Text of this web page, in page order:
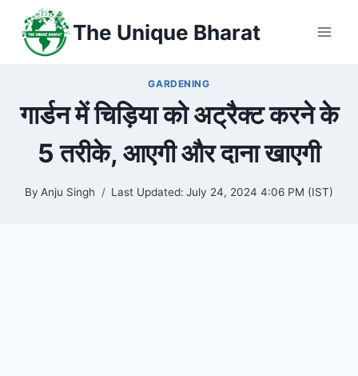
content
The Unique Bharat
GARDENING
गार्डन में चिड़िया को अट्रैक्ट करने के
5 तरीके, आएगी और दाना खाएगी
By Anju Singh Last Updated: July 24, 2024 4:06 PM (IST)